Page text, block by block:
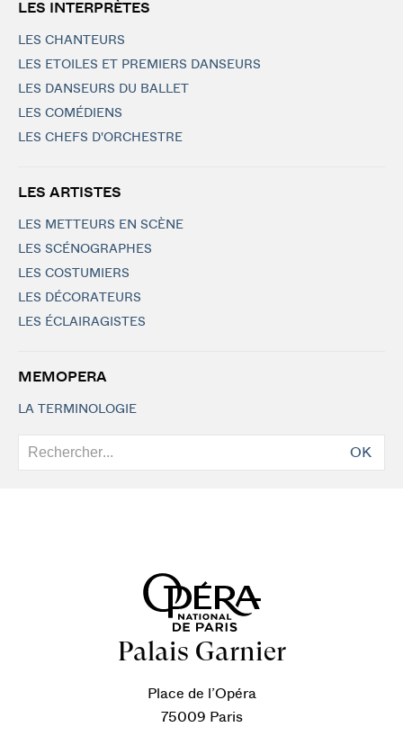
LES INTERPRÈTES
LES CHANTEURS
LES ETOILES ET PREMIERS DANSEURS
LES DANSEURS DU BALLET
LES COMÉDIENS
LES CHEFS D'ORCHESTRE
LES ARTISTES
LES METTEURS EN SCÈNE
LES SCÉNOGRAPHES
LES COSTUMIERS
LES DÉCORATEURS
LES ÉCLAIRAGISTES
MEMOPERA
LA TERMINOLOGIE
OK
Palais Garnier
Place de l’Opéra
75009 Paris